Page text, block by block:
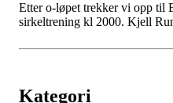
Etter o-løpet trekker vi opp til
sirkeltrening kl 2000. Kjell
Kategori